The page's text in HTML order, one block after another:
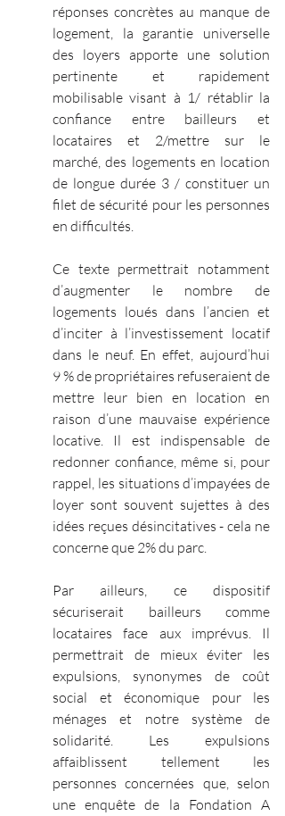
réponses concrètes au manque de
logement, la garantie universelle
des loyers apporte une solution
pertinente et rapidement
mobilisable visant à 1/ rétablir la
confiance entre bailleurs et
locataires et 2/mettre sur le
marché, des logements en location
de longue durée 3 / constituer un
filet de sécurité pour les personnes
en difficultés.
Ce texte permettrait notamment
d’augmenter le nombre de
logements loués dans l’ancien et
d’inciter à l’investissement locatif
dans le neuf. En effet, aujourd’hui
9 % de propriétaires refuseraient de
mettre leur bien en location en
raison d’une mauvaise expérience
locative. Il est indispensable de
redonner confiance, même si, pour
rappel, les situations d’impayées de
loyer sont souvent sujettes à des
idées reçues désincitatives - cela ne
concerne que 2% du parc.
Par ailleurs, ce dispositif
sécuriserait bailleurs comme
locataires face aux imprévus. Il
permettrait de mieux éviter les
expulsions, synonymes de coût
social et économique pour les
ménages et notre système de
solidarité. Les expulsions
affaiblissent tellement les
personnes concernées que, selon
une enquête de la Fondation A